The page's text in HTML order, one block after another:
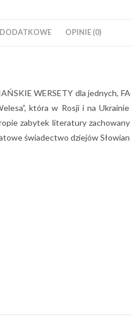
DODATKOWE OPINIE (0)
WERSETY dla jednych,
która w Rosji i na
zabytek literatury
świadectwo dziejów